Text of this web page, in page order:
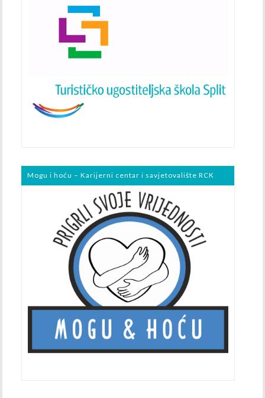
Mogu i hoću – Karijerni centar i savjetovalište RCK